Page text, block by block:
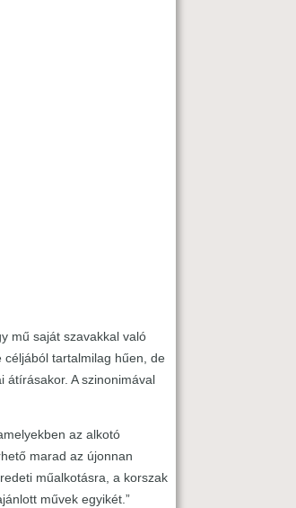
mű saját szavakkal való
tartalmilag hűen, de
átírásakor. A szinonimával
az alkotó
marad az újonnan
műalkotásra, a korszak
művek egyikét.”